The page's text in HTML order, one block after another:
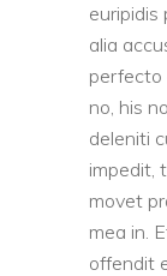
euripidis
alia
perfecto
no, his
deleniti
impedit,
movet
mea in.
offendit